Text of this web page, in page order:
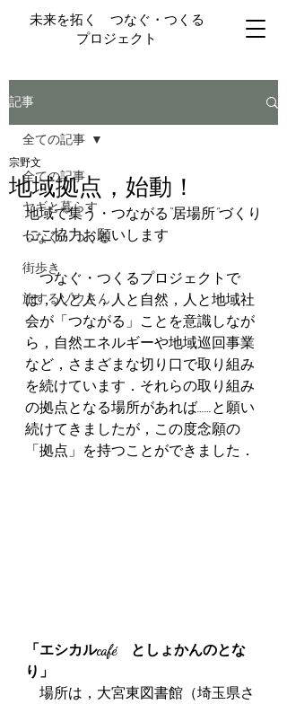
未来を拓く つなぐ・つくる
プロジェクト
記事
全ての記事
ヤギと暮らす
つなぐ・つくる
街歩き
旅するゾウさん
全ての記事
地域拠点，始動！
宗野文
地域で集う・つながる“居場所”づくり
にご協力お願いします
つなぐ・つくるプロジェクトで
は，人と人，人と自然，人と地域社
会が「つながる」ことを意識しなが
ら，自然エネルギーや地域巡回事業
など，さまざまな切り口で取り組み
を続けています．それらの取り組み
の拠点となる場所があれば……と願い
続けてきましたが，この度念願の
「拠点」を持つことができました．
「エシカルcafé　としょかんのとな
り」
場所は，大宮東図書館（埼玉県さ